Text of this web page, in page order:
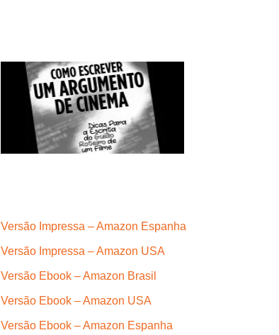
Versão Impressa – Amazon Espanha
Versão Impressa – Amazon USA
Versão Ebook – Amazon Brasil
Versão Ebook – Amazon USA
Versão Ebook – Amazon Espanha